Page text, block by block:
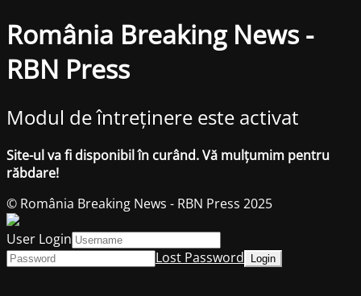
România Breaking News -
RBN Press
Modul de întreținere este activat
Site-ul va fi disponibil în curând. Vă mulțumim pentru
răbdare!
© România Breaking News - RBN Press 2025
User Login
Lost Password